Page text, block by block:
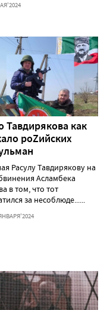
Тавдирякова как
роZийских
Расулу Тавдирякову на
Асламбека
в том, что тот
за несоблюде......